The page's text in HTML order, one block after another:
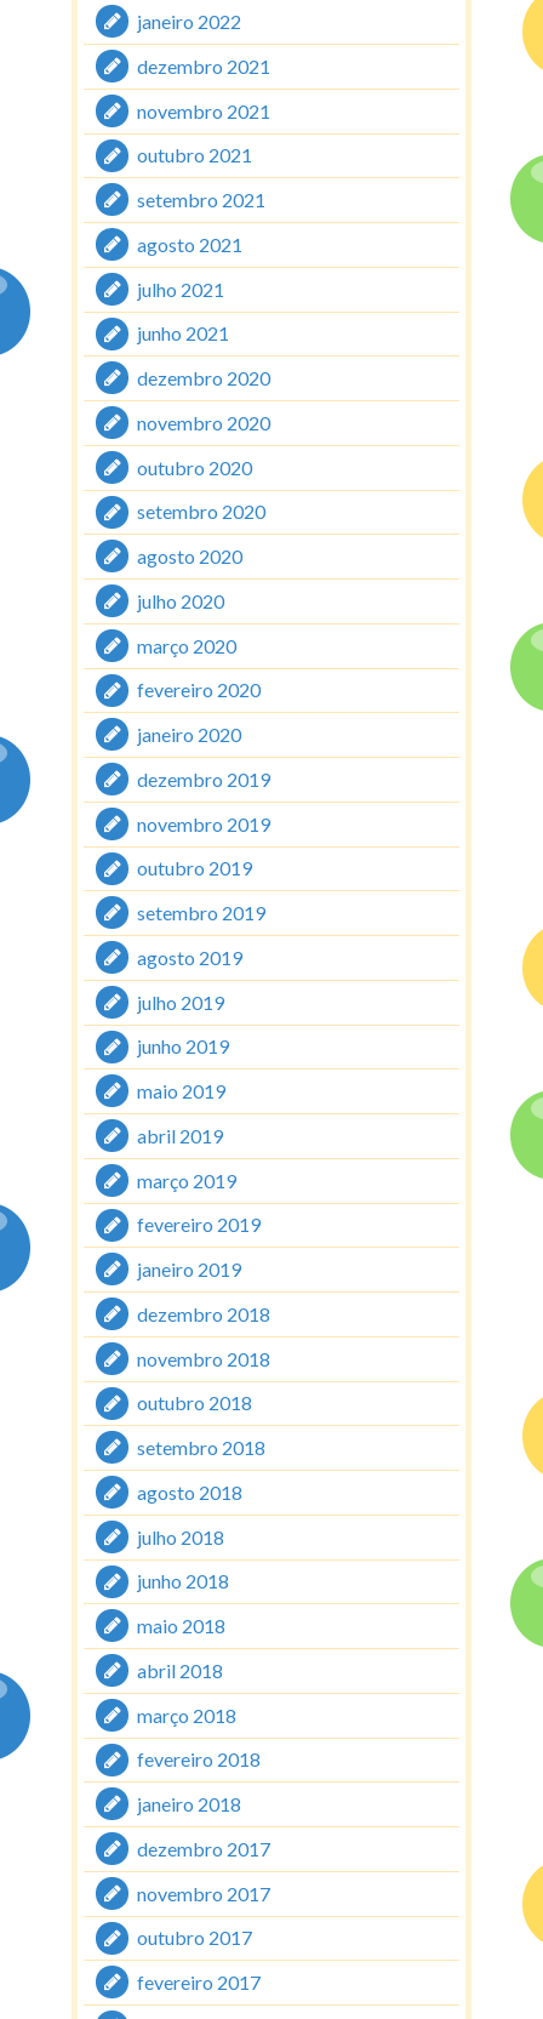
janeiro 2022
dezembro 2021
novembro 2021
outubro 2021
setembro 2021
agosto 2021
julho 2021
junho 2021
dezembro 2020
novembro 2020
outubro 2020
setembro 2020
agosto 2020
julho 2020
março 2020
fevereiro 2020
janeiro 2020
dezembro 2019
novembro 2019
outubro 2019
setembro 2019
agosto 2019
julho 2019
junho 2019
maio 2019
abril 2019
março 2019
fevereiro 2019
janeiro 2019
dezembro 2018
novembro 2018
outubro 2018
setembro 2018
agosto 2018
julho 2018
junho 2018
maio 2018
abril 2018
março 2018
fevereiro 2018
janeiro 2018
dezembro 2017
novembro 2017
outubro 2017
fevereiro 2017